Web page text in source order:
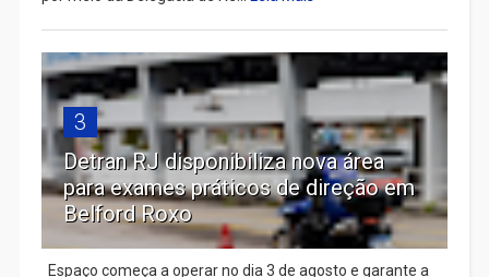
3
Detran RJ disponibiliza nova área
para exames práticos de direção em
Belford Roxo
Espaço começa a operar no dia 3 de agosto e garante a